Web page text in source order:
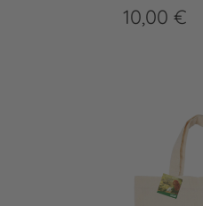
10,00 €